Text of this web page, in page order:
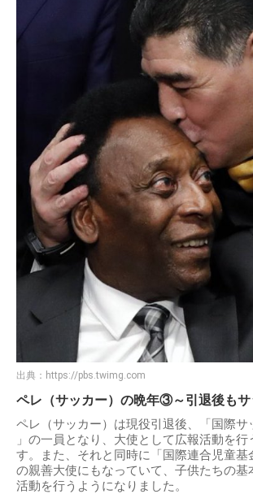
出典： https://pbs.twimg.com
ペレ（サッカー）の晩年③～引退後も
ペレ（サッカー）は現役引退後、「国際サ
」の一員となり、大使として広報活動を行
す。また、それと同時に「国際連合児童基
の親善大使にもなっていて、子供たちの基
活動を行うようになりました。